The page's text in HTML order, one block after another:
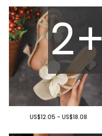
2+
US$12.05 - US$18.08